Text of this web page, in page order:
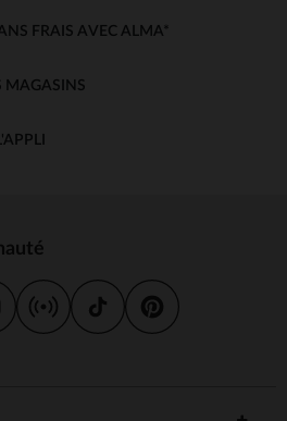
FRAIS AVEC ALMA*
MAGASINS